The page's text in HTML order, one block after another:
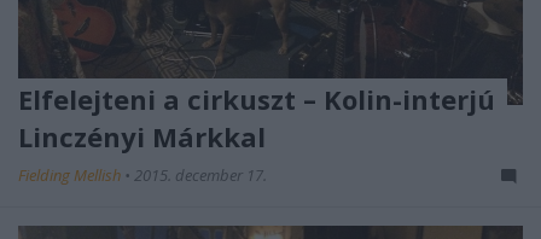
Elfelejteni a cirkuszt – Kolin-interjú
Linczényi Márkkal
Fielding Mellish • 2015. december 17.